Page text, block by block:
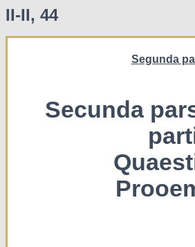
II-II, 44
Segunda
Secunda